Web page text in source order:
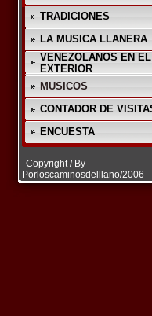
TRADICIONES
LA MUSICA LLANERA
VENEZOLANOS EN EL
EXTERIOR
MUSICOS
CONTADOR DE
ENCUESTA
Copyright / By
Porloscaminosdelllano/2006